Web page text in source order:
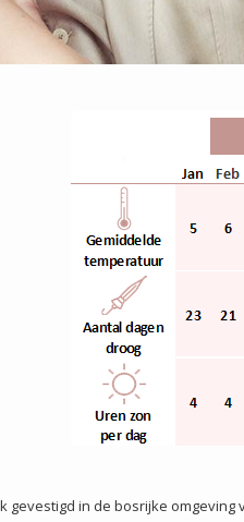
in de bosrijke